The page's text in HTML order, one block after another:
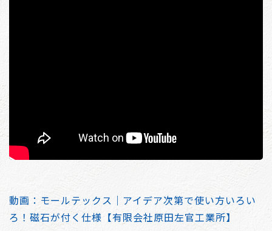
動画：モールテックス｜アイデア次第で使い方いろい
ろ！磁石が付く仕様【有限会社原田左官工業所】